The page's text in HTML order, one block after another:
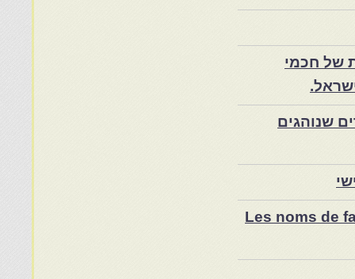
של חכמי
שנוהגים
Les noms de